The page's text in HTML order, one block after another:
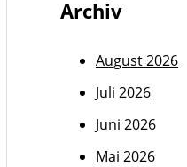
Archiv
August 2026
Juli 2026
Juni 2026
Mai 2026